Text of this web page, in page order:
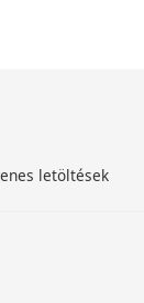
letöltések